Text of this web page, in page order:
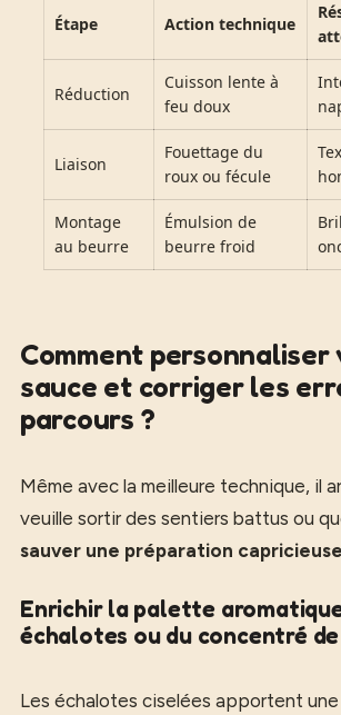
Étape Action technique
Réduction
Cuisson lente à
feu doux
Liaison
Fouettage du
roux ou fécule
Montage
au beurre
Émulsion de
beurre froid
Comment personnaliser
sauce et corriger les
parcours ?
Même avec la meilleure technique, il
veuille sortir des sentiers battus ou
sauver une préparation capricieuse
Enrichir la palette
échalotes ou du concentré
Les échalotes ciselées apportent